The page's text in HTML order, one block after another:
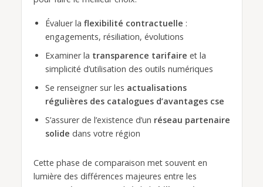
Évaluer la flexibilité contractuelle :
engagements, résiliation, évolutions
Examiner la transparence tarifaire et la
simplicité d’utilisation des outils numériques
Se renseigner sur les actualisations
régulières des catalogues d’avantages cse
S’assurer de l’existence d’un réseau partenaire
solide dans votre région
Cette phase de comparaison met souvent en
lumière des différences majeures entre les